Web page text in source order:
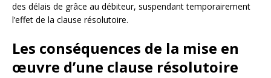
des délais de grâce au débiteur, suspendant temporairement
l’effet de la clause résolutoire.
Les conséquences de la mise en
œuvre d’une clause résolutoire